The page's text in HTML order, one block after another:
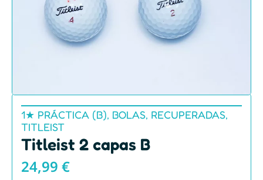
1★ PRÁCTICA (B), BOLAS, RECUPERADAS,
TITLEIST
Titleist 2 capas B
24,99 €